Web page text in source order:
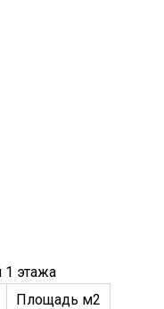
этажа
Площадь м2